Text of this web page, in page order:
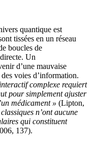
quantique est
tissées en un réseau
boucles de
Un
d’une mauvaise
voies d’information.
complexe requiert
pour simplement ajuster
médicament » (Lipton,
n’ont aucune
qui constituent
137).